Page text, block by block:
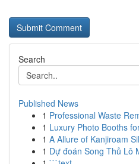
Search
Published News
1 Professional Waste
1 Luxury Photo Booths
1 A Allure of Kanjiroam
1 Dự đoán Song Thủ Lô